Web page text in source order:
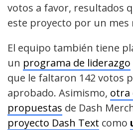
votos a favor, resultados
este proyecto por un mes
El equipo también tiene
un programa de liderazgo
que le faltaron 142 votos
aprobado. Asimismo, otra
propuestas de Dash
proyecto Dash Text como